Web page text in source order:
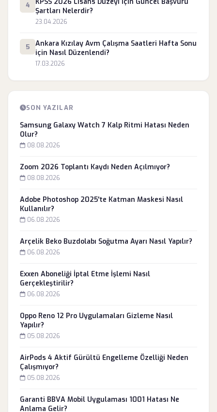
4
Şartları Nelerdir?
23.04.2026
5
Ankara Kızılay Avm Çalışma Saatleri Hafta Sonu
için Nasıl Düzenlendi?
17.03.2026
SON YAZILAR
Samsung Galaxy Watch 7 Kalp Ritmi Hatası Neden
Olur?
08.08.2026
Zoom 2026 Toplantı Kaydı Neden Açılmıyor?
08.08.2026
Adobe Photoshop 2025'te Katman Maskesi Nasıl
Kullanılır?
06.08.2026
Arçelik Beko Buzdolabı Soğutma Ayarı Nasıl Yapılır?
06.08.2026
Exxen Aboneliği İptal Etme İşlemi Nasıl
Gerçekleştirilir?
06.08.2026
Oppo Reno 12 Pro Uygulamaları Gizleme Nasıl
Yapılır?
05.08.2026
AirPods 4 Aktif Gürültü Engelleme Özelliği Neden
Çalışmıyor?
05.08.2026
Garanti BBVA Mobil Uygulaması 1001 Hatası Ne
Anlama Gelir?